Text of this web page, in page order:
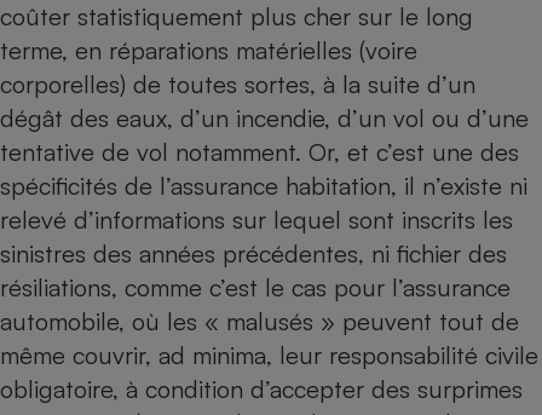
coûter statistiquement plus cher sur le long
terme, en réparations matérielles (voire
corporelles) de toutes sortes, à la suite d’un
dégât des eaux, d’un incendie, d’un vol ou d’une
tentative de vol notamment. Or, et c’est une des
spécificités de l’assurance habitation, il n’existe ni
relevé d’informations sur lequel sont inscrits les
sinistres des années précédentes, ni fichier des
résiliations, comme c’est le cas pour l’assurance
automobile, où les « malusés » peuvent tout de
même couvrir, ad minima, leur responsabilité civile
obligatoire, à condition d’accepter des surprimes
Robot ménager